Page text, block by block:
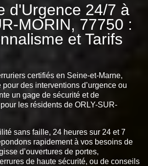
d'Urgence 24/7 à
MORIN, 77750 :
et Tarifs
certifiés en Seine-et-Marne,
des interventions d’urgence ou
un gage de sécurité et de
les résidents de ORLY-SUR-
sans faille, 24 heures sur 24 et 7
rapidement à vos besoins de
d’ouvertures de portes,
de haute sécurité, ou de conseils